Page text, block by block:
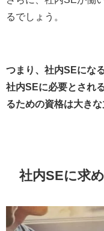
るでしょう。
つまり、社内SEにな
社内SEに必要とされ
るための資格は大き
社内SEに求